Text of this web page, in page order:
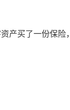
产买了一份保